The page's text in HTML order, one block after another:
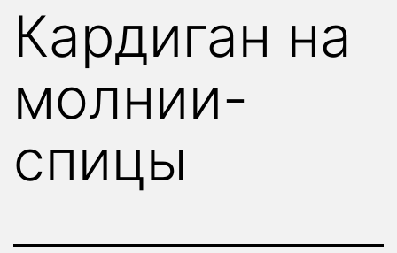
Кардиган на
молнии-
спицы